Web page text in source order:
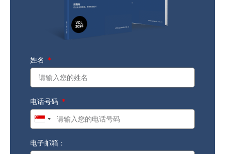
姓名
电话号码
Singapore
电子邮箱：